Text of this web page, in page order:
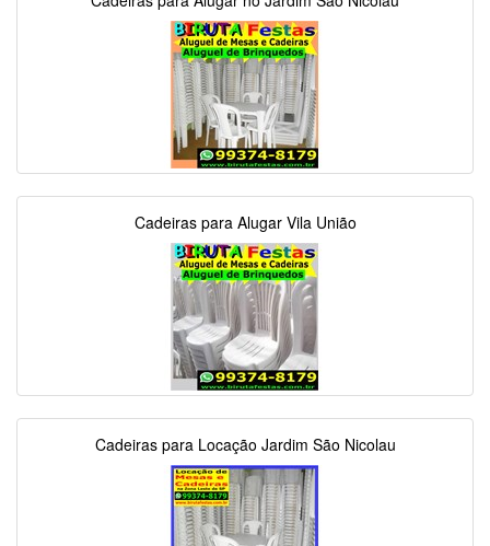
Cadeiras para Alugar Vila União
Cadeiras para Locação Jardim São Nicolau